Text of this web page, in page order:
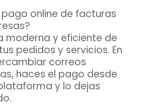
pago online de facturas
moderna y eficiente de
pedidos y servicios. En
correos
haces el pago desde
y lo dejas